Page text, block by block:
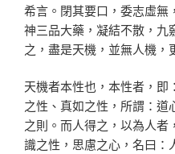
希言。閉其要口，委志虛無
神三品大藥，凝結不散，九
之，盡是天機，並無人機，
天機者本性也，本性者，
之性、真如之性，所謂：道
之則。而人得之，以為人者
識之性，思慮之心，名曰：